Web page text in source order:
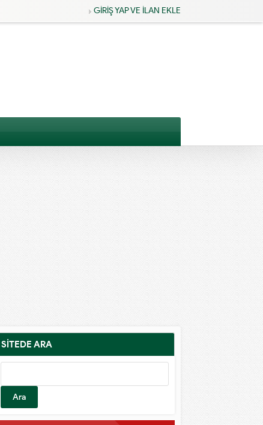
GİRİŞ YAP VE İLAN EKLE
SİTEDE ARA